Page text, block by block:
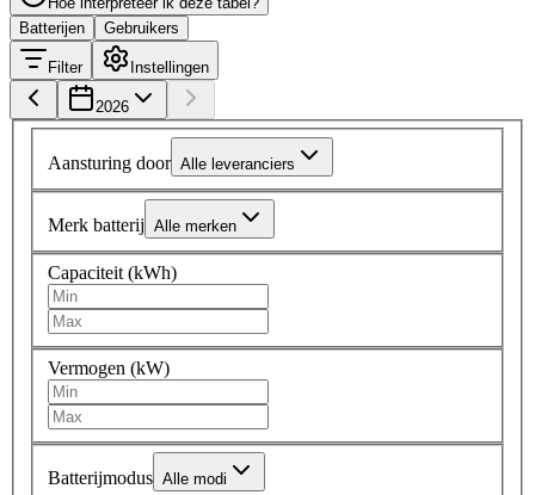
Batterijen
Gebruikers
Filter Instellingen
2026
Aansturing door Alle leveranciers
Merk batterij Alle merken
Capaciteit (kWh)
Vermogen (kW)
Batterijmodus Alle modi